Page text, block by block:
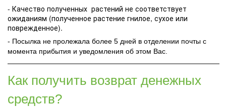
- Качество полученных растений не соответствует
ожиданиям (полученное растение гнилое, сухое или
поврежденное).
- Посылка не пролежала более 5 дней в отделении почты с
момента прибытия и уведомления об этом Вас.
Как получить возврат денежных
средств?